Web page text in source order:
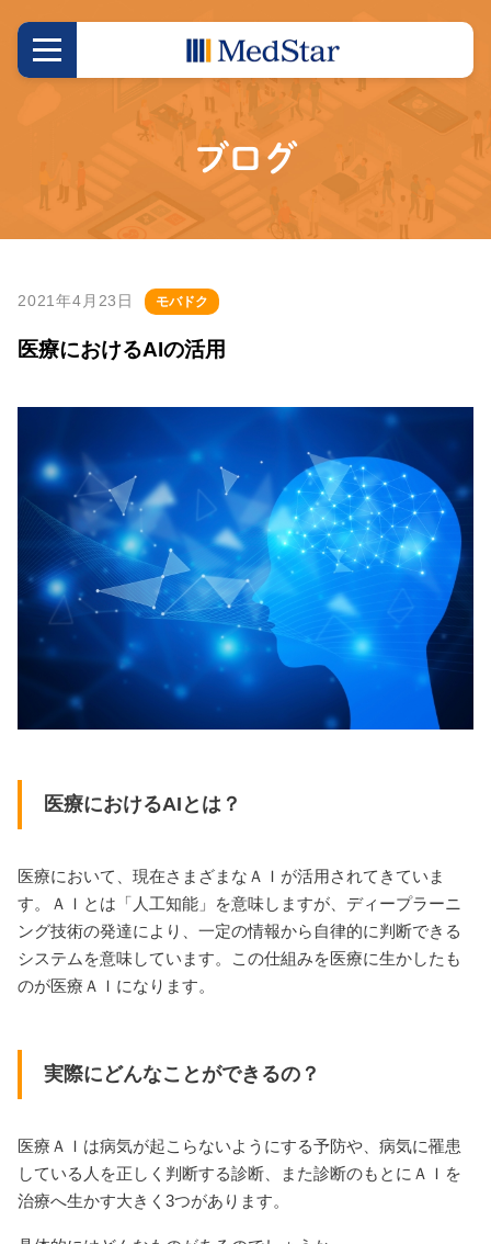
ブログ
2021年4月23日 モバドク
医療におけるAIの活用
医療におけるAIとは？
医療において、現在さまざまなＡＩが活用されてきていま
す。ＡＩとは「人工知能」を意味しますが、ディープラーニ
ング技術の発達により、一定の情報から自律的に判断できる
システムを意味しています。この仕組みを医療に生かしたも
のが医療ＡＩになります。
実際にどんなことができるの？
医療ＡＩは病気が起こらないようにする予防や、病気に罹患
している人を正しく判断する診断、また診断のもとにＡＩを
治療へ生かす大きく3つがあります。